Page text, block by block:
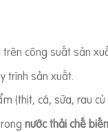
công suất sản
trình sản xuất.
(thịt, cá, sữa, rau
nước thải chế